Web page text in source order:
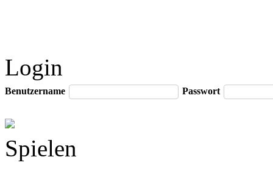
Login
Benutzername Passwort
Spielen